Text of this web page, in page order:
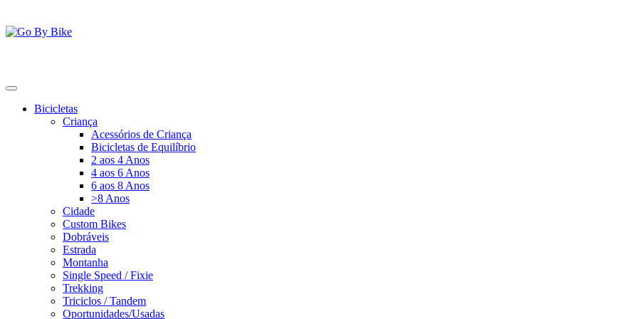
para
o
Bicicletas
Criança
Acessórios de Criança
Bicicletas de Equilíbrio
2 aos 4 Anos
4 aos 6 Anos
6 aos 8 Anos
>8 Anos
Cidade
Custom Bikes
Dobráveis
Estrada
Montanha
Single Speed / Fixie
Trekking
Triciclos / Tandem
Oportunidades/Usadas